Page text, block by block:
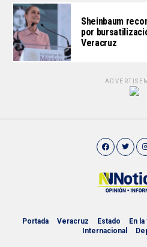
Sheinbaum
por
Veracruz
Portada Veracruz Estado En
Internacional